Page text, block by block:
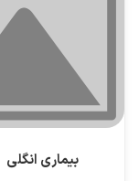
بیماری انگلی